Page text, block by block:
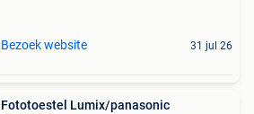
Bezoek website 31 jul 26
Fototoestel Lumix/panasonic